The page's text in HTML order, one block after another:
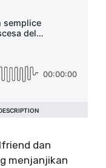
dan
menjanjikan